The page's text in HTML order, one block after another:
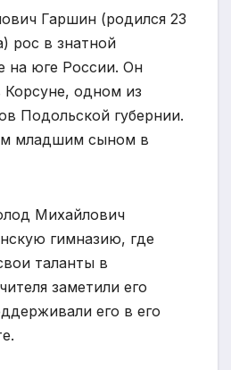
Гаршин (родился 23
рос в знатной
на юге России. Он
Корсуне, одном из
Подольской губернии.
младшим сыном в
Михайлович
гимназию, где
таланты в
заметили его
его в его